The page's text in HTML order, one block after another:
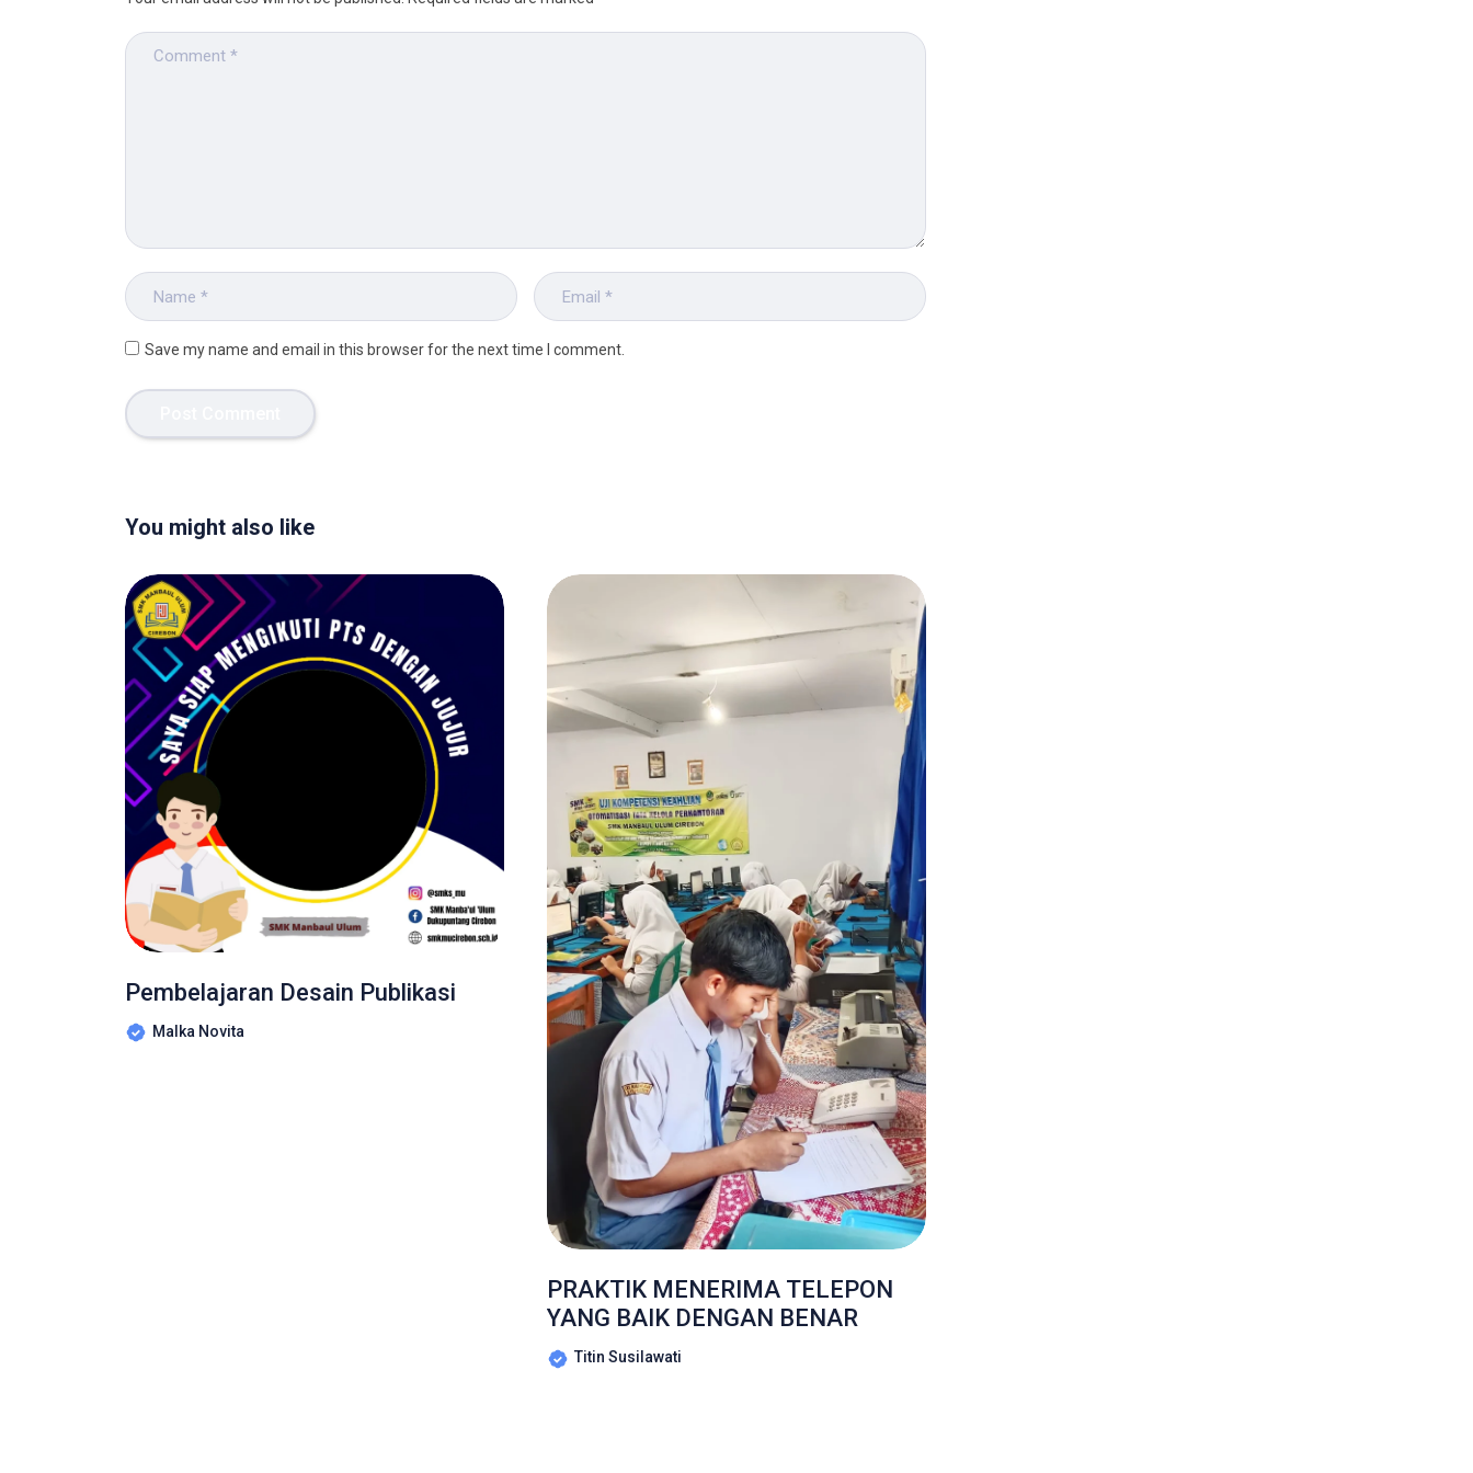
Save my name and email in this browser for the next time I comment.
You might also like
Pembelajaran Desain Publikasi
Malka Novita
PRAKTIK MENERIMA TELEPON
YANG BAIK DENGAN BENAR
Titin Susilawati